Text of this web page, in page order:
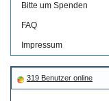
Bitte um Spenden
FAQ
Impressum
319 Benutzer online